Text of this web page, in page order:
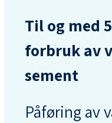
Til og med
forbruk av
sement
Påføring av